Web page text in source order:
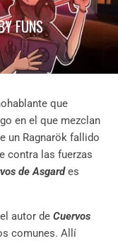
FUNS
que
en el que mezclan
un Ragnarök fallido
contra las fuerzas
de Asgardes
autor de Cuervos
comunes. Allí